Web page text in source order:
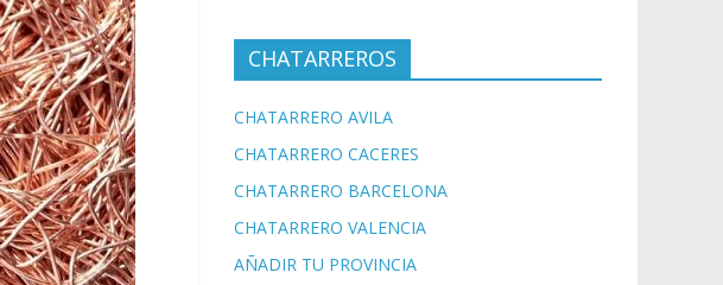
CHATARREROS
CHATARRERO AVILA
CHATARRERO CACERES
CHATARRERO BARCELONA
CHATARRERO VALENCIA
AÑADIR TU PROVINCIA